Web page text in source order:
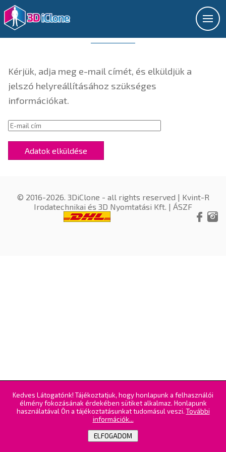
JELSZÓ-HELYREÁLLÍTÁS
Kérjük, adja meg e-mail címét, és elküldjük a
jelszó helyreállításához szükséges
információkat.
© 2016-2026. 3DiClone - all rights reserved | Kvint-R
Irodatechnikai és 3D Nyomtatási Kft. | ÁSZF
Kedves Látogatónk! Tájékoztatjuk, hogy honlapunk a felhasználói
élmény fokozásának érdekében sütiket alkalmaz. Honlapunk
használatával Ön a tájékoztatásunkat tudomásul veszi.További
információk...
ELFOGADOM